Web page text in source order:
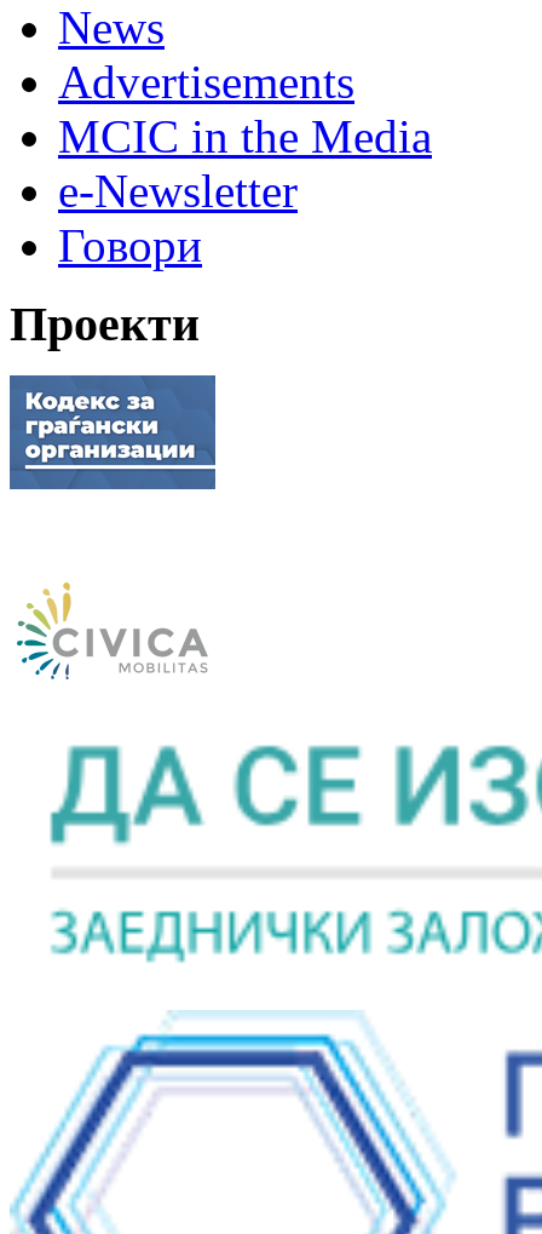
News
Advertisements
MCIC in the Media
e-Newsletter
Говори
Проекти